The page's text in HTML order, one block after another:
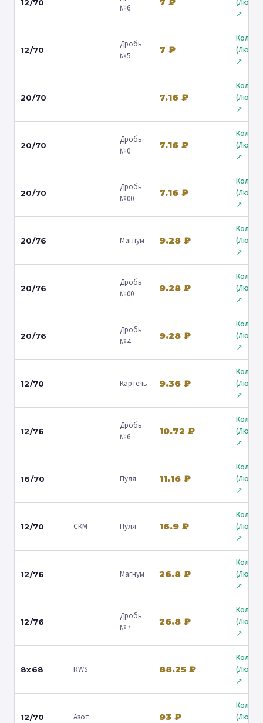
12/70
№6
↗
12/70
Дробь
№5
7 ₽
↗
20/70 7.16 ₽
↗
20/70
Дробь
№0
7.16 ₽
↗
20/70
Дробь
№00
7.16 ₽
↗
20/76 Магнум 9.28 ₽
↗
20/76
Дробь
№00
9.28 ₽
↗
20/76
Дробь
№4
9.28 ₽
↗
12/70 Картечь 9.36 ₽
↗
12/76
Дробь
№6
10.72 ₽
↗
16/70 Пуля 11.16 ₽
↗
12/70 СКМ Пуля 16.9 ₽
↗
12/76 Магнум 26.8 ₽
↗
12/76
Дробь
№7
26.8 ₽
↗
8x68 RWS 88.25 ₽
↗
12/70 Азот 93 ₽